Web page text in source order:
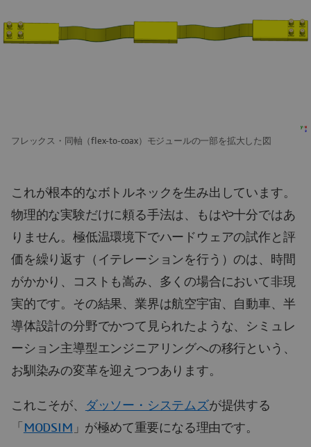
フレックス・同軸（flex-to-coax）モジュールの一部を拡大した図
これが根本的なボトルネックを生み出しています。
物理的な実験だけに頼る手法は、もはや十分ではあ
りません。極低温環境下でハードウェアの試作と評
価を繰り返す（イテレーションを行う）のは、時間
がかかり、コストも嵩み、多くの場合において非現
実的です。その結果、業界は航空宇宙、自動車、半
導体設計の分野でかつて見られたような、シミュレ
ーション主導型エンジニアリングへの移行という、
お馴染みの変革を迎えつつあります。
これこそが、 ダッソー・システムズが提供する
「 MODSIM 」が極めて重要になる理由です。